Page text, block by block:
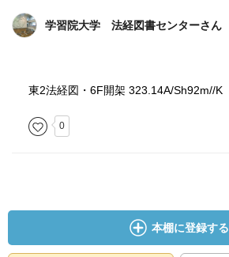
学習院大学 法経図書センターさん
東2法経図・6F開架 323.14A/Sh92m//K
0
本棚に登録する